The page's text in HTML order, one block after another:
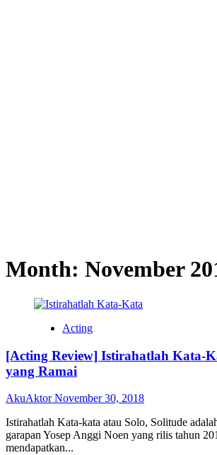
Month: November
Acting
[Acting Review] Istirahatlah Kata-
yang Ramai
AkuAktorNovember 30, 2018
Istirahatlah Kata-kata atau Solo, Solitude
garapan Yosep Anggi Noen yang rilis tahun
mendapatkan...